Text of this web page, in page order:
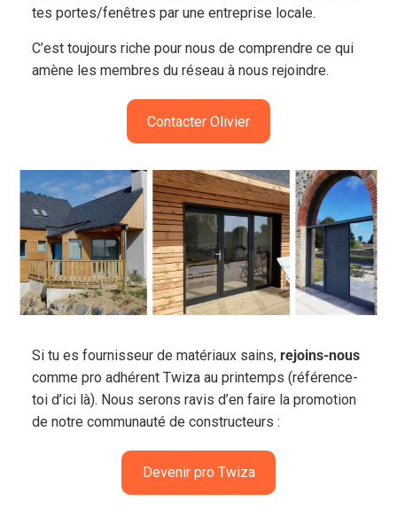
tes portes/fenêtres par une entreprise locale.
C’est toujours riche pour nous de comprendre ce qui
amène les membres du réseau à nous rejoindre.
Contacter Olivier
Si tu es fournisseur de matériaux sains, rejoins-nous
comme pro adhérent Twiza au printemps (référence-
toi d’ici là). Nous serons ravis d’en faire la promotion
de notre communauté de constructeurs :
Devenir pro Twiza